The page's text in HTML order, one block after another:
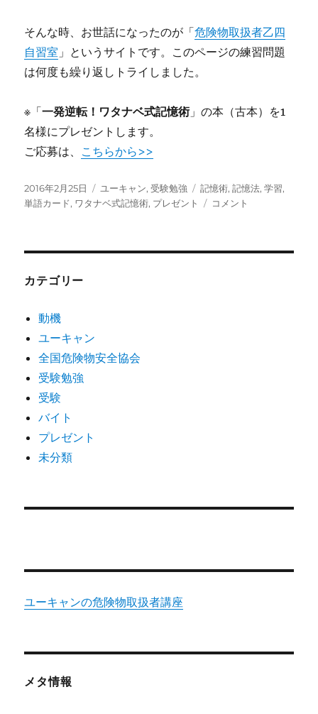
そんな時、お世話になったのが「危険物取扱者乙四
自習室 」というサイトです。このページの練習問題
は何度も繰り返しトライしました。
※「一発逆転！ワタナベ式記憶術 」の本（古本）を1
名様にプレゼントします。
ご応募は、 こちらから>>
投
稿
2016年2月25日
カ
テ
ユーキャン,受験勉強
タ
グ
記憶術,記憶法,学習,
単語カード, ワタナベ式記憶術, プレゼント
テ
コメント
カテゴリー
動機
ユーキャン
全国危険物安全協会
受験勉強
受験
バイト
プレゼント
未分類
ユーキャンの危険物取扱者講座
メタ情報